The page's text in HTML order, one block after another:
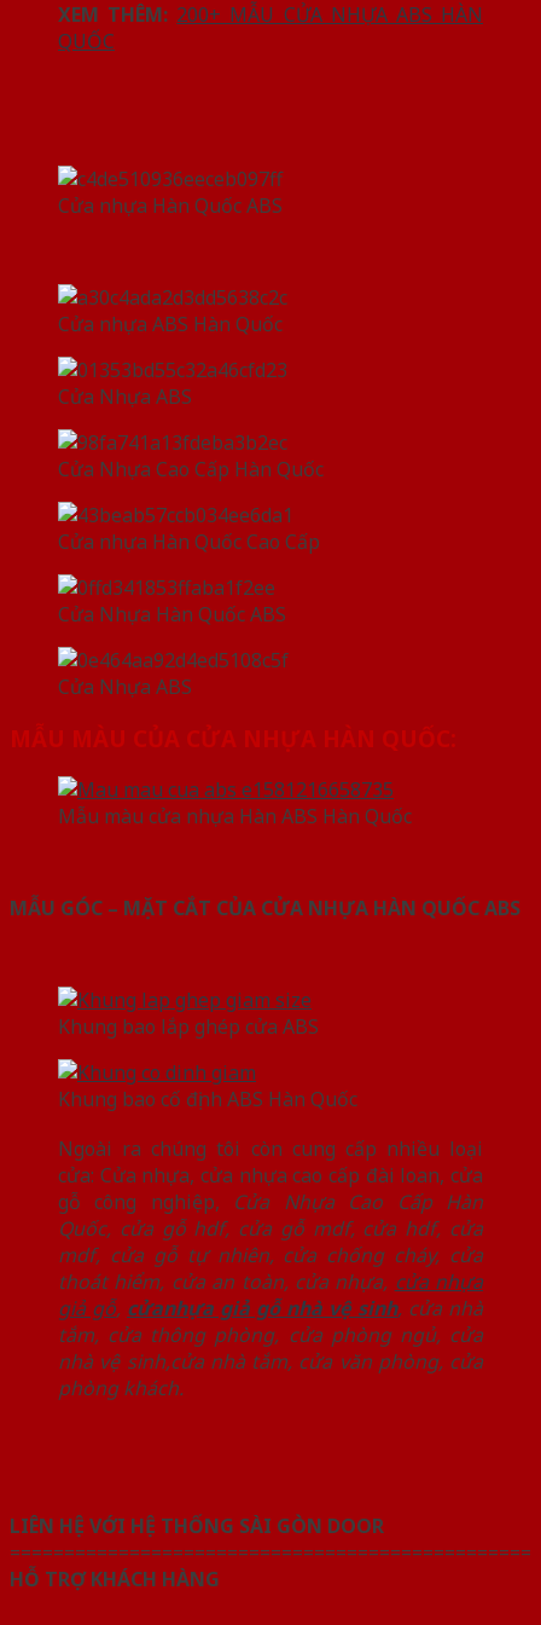
XEM THÊM: 200+ MẪU CỬA NHỰA ABS HÀN
QUỐC
Cửa nhựa Hàn Quốc ABS
Cửa nhựa ABS Hàn Quốc
Cửa Nhựa ABS
Cửa Nhựa Cao Cấp Hàn Quốc
Cửa nhựa Hàn Quốc Cao Cấp
Cửa Nhựa Hàn Quốc ABS
Cửa Nhựa ABS
MẪU MÀU CỦA CỬA NHỰA HÀN QUỐC:
Mẫu màu cửa nhựa Hàn ABS Hàn Quốc
MẪU GÓC – MẶT CẮT CỦA CỬA NHỰA HÀN QUỐC ABS
Khung bao lắp ghép cửa ABS
Khung bao cố định ABS Hàn Quốc
Ngoài ra chúng tôi còn cung cấp nhiều loại
cửa: Cửa nhựa, cửa nhựa cao cấp đài loan, cửa
gỗ công nghiệp, Cửa Nhựa Cao Cấp Hàn
Quốc, cửa gỗ hdf, cửa gỗ mdf, cửa hdf, cửa
mdf, cửa gỗ tự nhiên, cửa chống cháy, cửa
thoát hiểm, cửa an toàn, cửa nhựa, cửa nhựa
giả gỗ, cửanhựa giả gỗ nhà vệ sinh, cửa nhà
tắm, cửa thông phòng, cửa phòng ngủ, cửa
nhà vệ sinh,cửa nhà tắm, cửa văn phòng, cửa
phòng khách.
LIÊN HỆ VỚI HỆ THỐNG SÀI GÒN DOOR
================================================
HỖ TRỢ KHÁCH HÀNG